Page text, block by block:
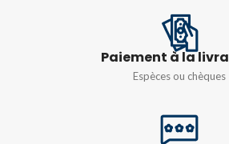
Paiement à la
Espèces ou chèques